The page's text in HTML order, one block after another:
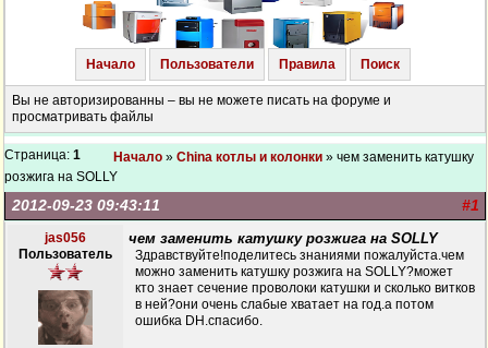
Начало Пользователи Правила Поиск
Вы не авторизированны – вы не можете писать на форуме и
просматривать файлы
Страница: 1 Начало » China котлы и колонки » чем заменить катушку
розжига на SOLLY
#1
2012-09-23 09:43:11
jas056
Пользователь
чем заменить катушку розжига на SOLLY
Здравствуйте!поделитесь знаниями пожалуйста.чем
можно заменить катушку розжига на SOLLY?может
кто знает сечение проволоки катушки и сколько витков
в ней?они очень слабые хватает на год.а потом
ошибка DH.спасибо.